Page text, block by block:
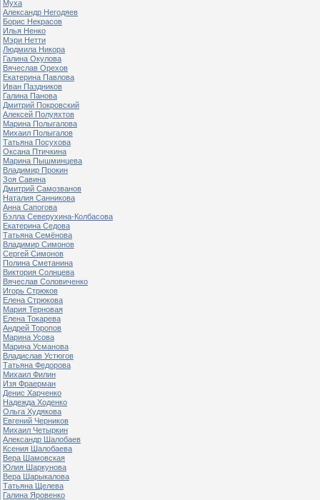
Муха
Александр Негодяев
Борис Некрасов
Илья Ненко
Мэри Нетти
Людмила Никора
Галина Окулова
Вячеслав Орехов
Екатерина Павлова
Иван Паздников
Галина Панова
Дмитрий Покровский
Алексей Полуяхтов
Марина Полыгалова
Михаил Полыгалов
Татьяна Посухова
Оксана Птичкина
Марина Пышминцева
Владимир Прокин
Зоя Савина
Дмитрий Самозванов
Наталия Санникова
Анна Сапогова
Бэлла Северухина-Колбасова
Екатерина Седова
Татьяна Семёнова
Владимир Симонов
Сергей Симонов
Полина Сметанина
Виктория Солнцева
Вячеслав Соловиченко
Игорь Стрюков
Елена Стрюкова
Мария Терновая
Елена Токарева
Андрей Торопов
Марина Усова
Марина Усманова
Владислав Устюгов
Татьяна Федорова
Михаил Филин
Изя Фраерман
Денис Харченко
Надежда Ходенко
Ольга Худякова
Евгений Черников
Михаил Четыркин
Александр Шалобаев
Ксения Шалобаева
Вера Шамовская
Юлия Шаркунова
Вера Шарыкалова
Татьяна Щелева
Галина Яровенко